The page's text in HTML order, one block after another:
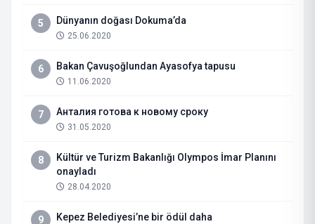
5 Dünyanın doğası Dokuma’da
25.06.2020
6 Bakan Çavuşoğlundan Ayasofya tapusu
11.06.2020
7 Анталия готова к новому сроку
31.05.2020
8
Kültür ve Turizm Bakanlığı Olympos İmar Planını
onayladı
28.04.2020
9 Kepez Belediyesi’ne bir ödül daha